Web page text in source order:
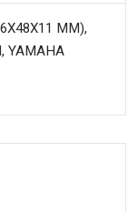
MM),
YAMAHA